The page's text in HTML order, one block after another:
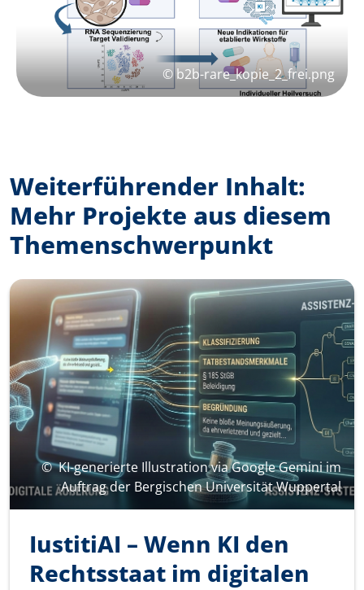
© b2b-rare_kopie_2_frei.png
Weiterführender Inhalt:
Mehr Projekte aus diesem
Themenschwerpunkt
© KI-generierte Illustration via Google Gemini im
Auftrag der Bergischen Universität Wuppertal
IustitiAI – Wenn KI den
Rechtsstaat im digitalen